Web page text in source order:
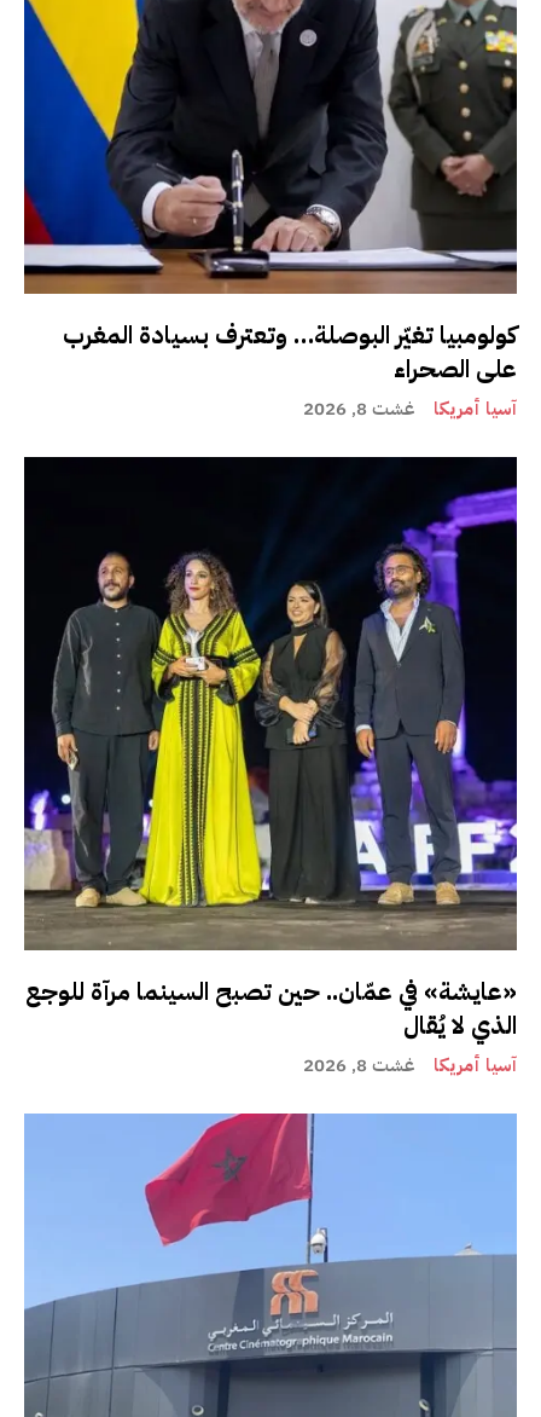
كولومبيا تغيّر البوصلة… وتعترف بسيادة المغرب
على الصحراء
آسيا أمريكا غشت 8, 2026
«عايشة» في عمّان.. حين تصبح السينما مرآة للوجع
الذي لا يُقال
آسيا أمريكا غشت 8, 2026